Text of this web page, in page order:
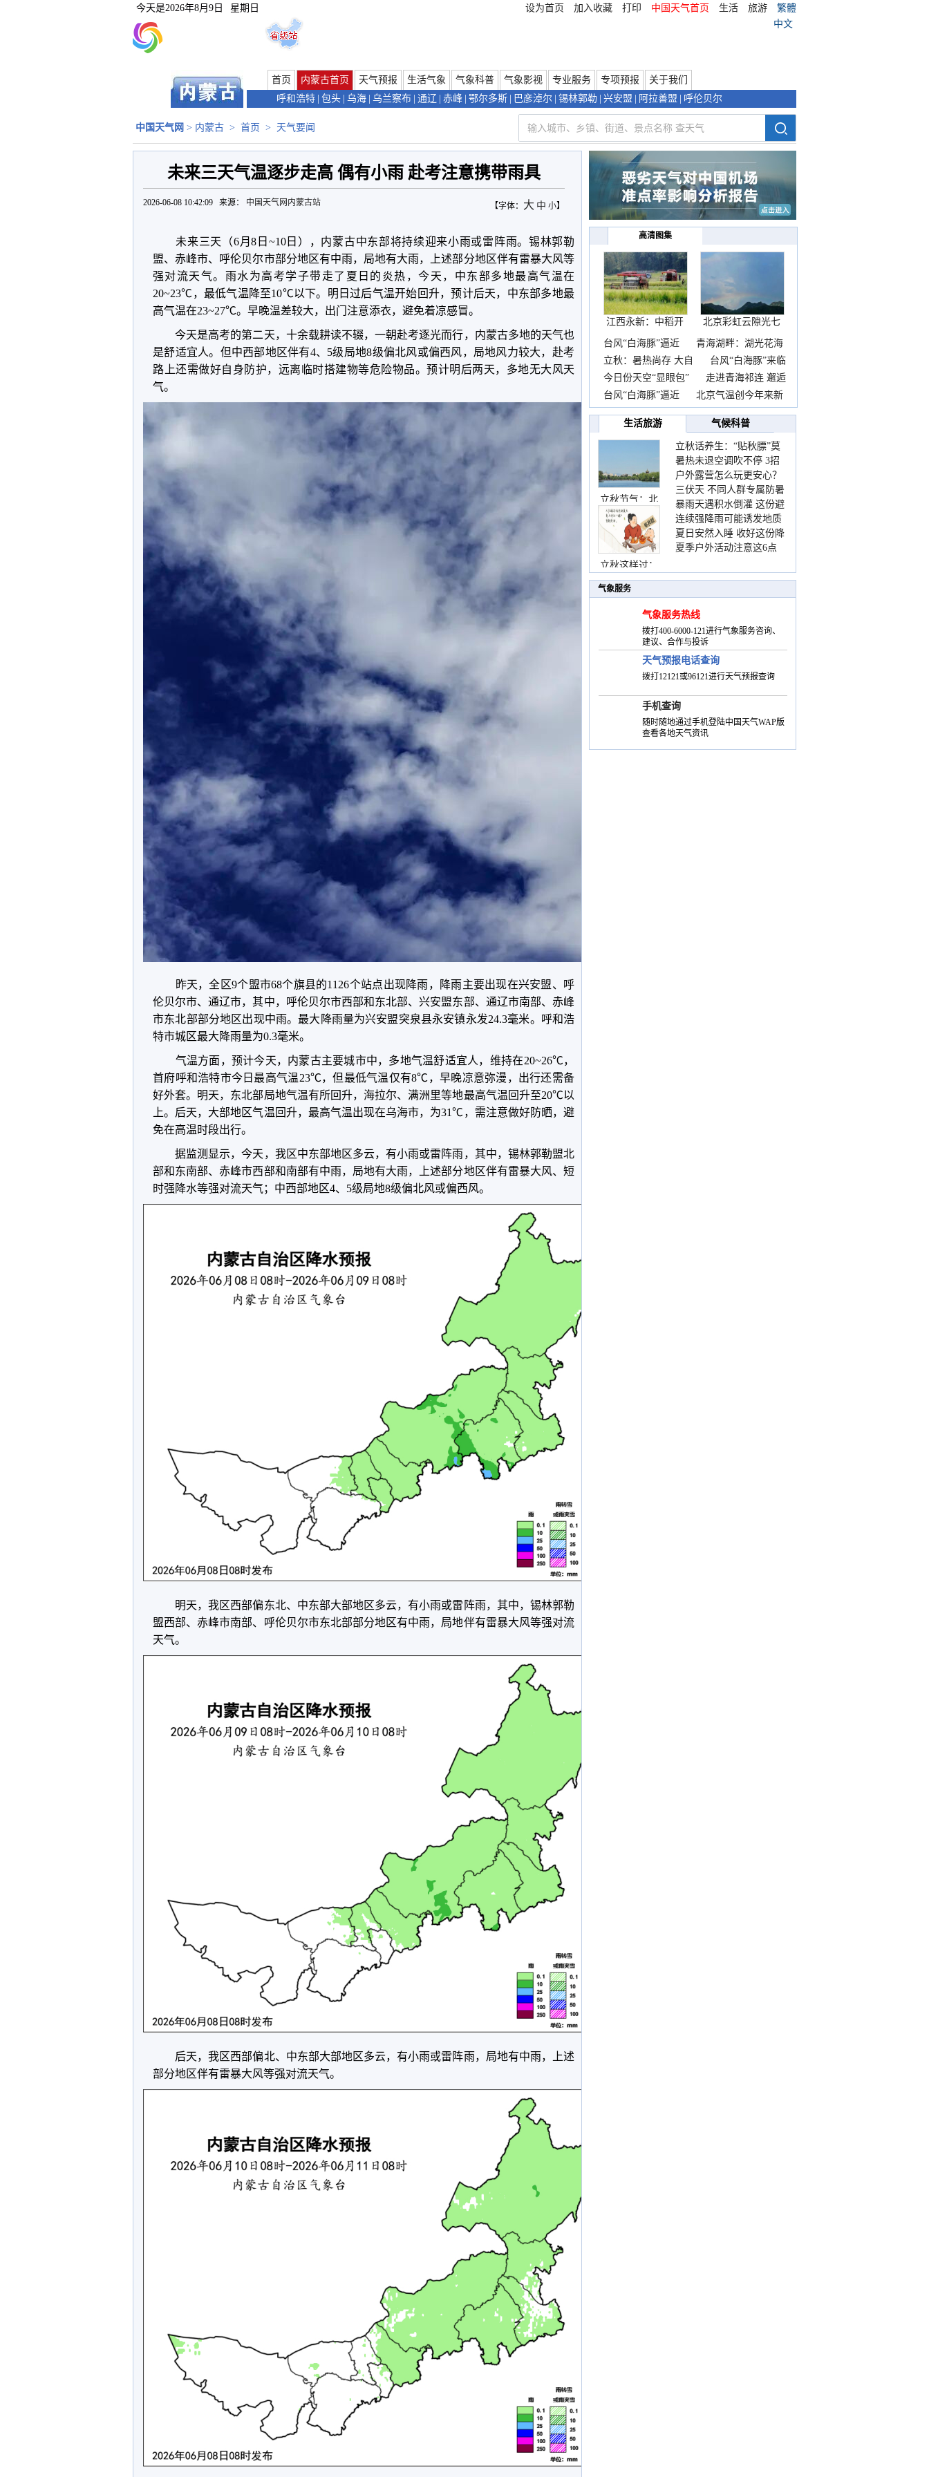
今天是2026年8月9日 星期日 设为首页 加入收藏 打印 中国天气首页 生活 旅游
繁體
中文
首页 内蒙古首页 天气预报 生活气象 气象科普 气象影视 专业服务 专项预报
关于我们
呼和浩特 包头 乌海 乌兰察布 通辽 赤峰 鄂尔多斯 巴彦淖尔 锡林郭勒 兴安盟 阿拉善盟 呼伦贝尔
中国天气网 > 内蒙古 > 首页 > 天气要闻
未来三天气温逐步走高 偶有小雨 赴考注意携带雨具
【字体： 大 中 小】
2026-06-08 10:42:09 来源： 中国天气网内蒙古站
未来三天（6月8 日 ~10日），内蒙古中东部将持续迎来小雨或雷阵雨。锡林郭勒
盟、赤峰市、呼伦贝尔市部分地区有中雨，局地有大雨，上述部分地区伴有雷暴大风等
强对流天气。雨水为高考学子带走了夏日的炎热，今天，中东部多地最高气温在
20~23℃，最低气温降至10℃以下。明日过后气温开始回升，预计后天，中东部多地最
高气温在23~27℃。早晚温差较大，出门注意添衣，避免着凉感冒。
今天是高考的第二天，十余载耕读不辍，一朝赴考逐光而行，内蒙古多地的天气也
是舒适宜人。但中西部地区伴有4、 5级局地8级偏北风或偏西风，局地风力较大，赴考
路上还需做好自身防护，远离临时搭建物等危险物品。预计明后两天，多地无大风天
气。
昨天，全区9个盟市68个旗县的1126个站点出现降雨，降雨主要出现在兴安盟、呼
伦贝尔市、通辽市，其中，呼伦贝尔市西部和东北部、兴安盟东部、通辽市南部、赤峰
市东北部部分地区出现中雨。最大降雨量为兴安盟突泉县永安镇永发24.3毫米。呼和浩
特市城区最大降雨量为0.3毫米。
气温方面，预计今天，内蒙古主要城市中，多地气温舒适宜人，维持在20~26℃，
首府呼和浩特市今日最高气温23℃，但最低气温仅有8℃，早晚凉意弥漫，出行还需备
好外套。明天，东北部局地气温有所回升，海拉尔、满洲里等地最高气温回升至20℃以
上。后天，大部地区气温回升，最高气温出现在乌海市，为31℃，需注意做好防晒，避
免在高温时段出行。
据监测显示，今天，我区中东部地区多云，有小雨或雷阵雨，其中，锡林郭勒盟北
部和东南部、赤峰市西部和南部有中雨，局地有大雨，上述部分地区伴有雷暴大风、短
时强降水等强对流天气；中西部地区4、 5级局地8级偏北风或偏西风。
明天，我区西部偏东北、中东部大部地区多云，有小雨或雷阵雨，其中，锡林郭勒
盟西部、赤峰市南部、呼伦贝尔市东北部部分地区有中雨，局地伴有雷暴大风等强对流
天气。
后天，我区西部偏北、中东部大部地区多云，有小雨或雷阵雨，局地有中雨，上述
部分地区伴有雷暴大风等强对流天气。
高清图集
江西永新：中稻开
镰抢
北京彩虹云隙光七
彩云
台风“白海豚”逼近
青海湖畔：湖光花海
长
立秋：暑热尚存 大自
台风“白海豚”来临
前
今日份天空“显眼包”
走进青海祁连 邂逅
一
台风“白海豚”逼近
北京气温创今年来新
高
生活旅游
气候科普
立秋节气：北
立秋这样过：
立秋话养生：“贴秋膘”莫
着急 先清暑再防燥
暑热未退空调吹不停 3招
护住肩颈不酸痛
户外露营怎么玩更安心？
这份攻略请收好
三伏天 不同人群专属防暑
要点请收好
暴雨天遇积水倒灌 这份避
险提示请收好
连续强降雨可能诱发地质
灾害 这些前兆要知道
夏日安然入睡 收好这份降
温小贴士
夏季户外活动注意这6点
气象服务
气象服务热线
拨打400-6000-121进行气象服务咨询、
建议、合作与投诉
天气预报电话查询
拨打12121或96121进行天气预报查询
手机查询
随时随地通过手机登陆中国天气WAP版
查看各地天气资讯